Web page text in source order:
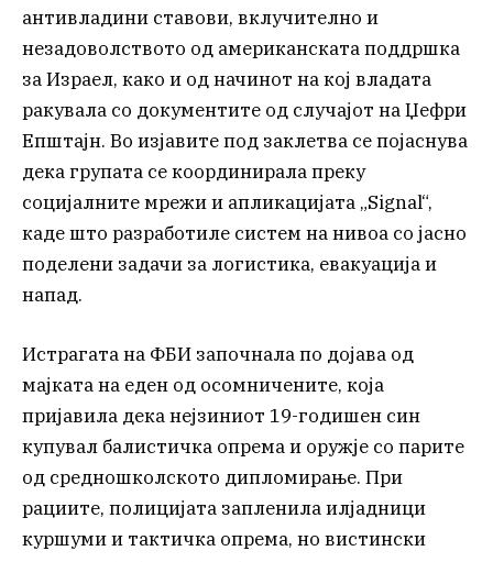
антивладини ставови, вклучително и
незадоволството од американската поддршка
за Израел, како и од начинот на кој владата
ракувала со документите од случајот на Џефри
Епштајн. Во изјавите под заклетва се појаснува
дека групата се координирала преку
социјалните мрежи и апликацијата „Signal“,
каде што разработиле систем на нивоа со јасно
поделени задачи за логистика, евакуација и
напад.
Истрагата на ФБИ започнала по дојава од
мајката на еден од осомничените, која
пријавила дека нејзиниот 19-годишен син
купувал балистичка опрема и оружје со парите
од средношколското дипломирање. При
рациите, полицијата запленила илјадници
куршуми и тактичка опрема, но вистински